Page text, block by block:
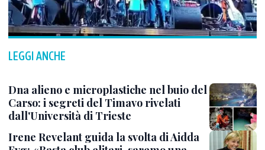
LEGGI ANCHE
Dna alieno e microplastiche nel buio del
Carso: i segreti del Timavo rivelati
dall'Università di Trieste
Irene Revelant guida la svolta di Aidda